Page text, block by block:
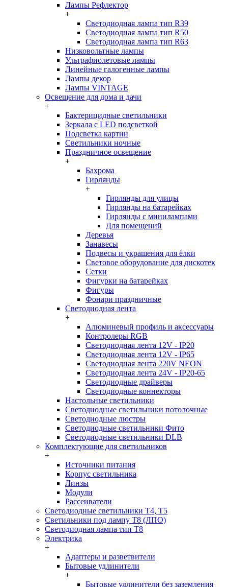
Лампы Рефлектор
+
Светодиодная лампа тип R39
Светодиодная лампа тип R50
Светодиодная лампа тип R63
Низковольтные лампы
Ультрафиолетовые лампы
Линейные галогенные лампы
Лампы декор
Лампы VINTAGE
Освещение для дома и дачи
+
Бактерицидные светильники
Зеркала с LED подсветкой
Подсветка картин
Светильники ночные
Праздничное освещение
+
Бахрома
Гирлянды
+
Гирлянды для улицы
Гирлянды на батарейках
Гирлянды с минилампами
Для помещений
Деревья
Занавесы
Подвесы и украшения для ёлки
Световое оборудование для дискотек
Сетки
Фигурки на батарейках
Фигуры
Фонари праздничные
Светодиодная лента
+
Алюминевый профиль и аксессуары
Контролеры RGB
Светодиодная лента 12V - IP20
Светодиодная лента 12V - IP65
Светодиодная лента 220V NEON
Светодиодная лента 24V - IP20-65
Светодиодные драйверы
Светодиодные коннекторы
Настольные светильники
Светодиодные светильники потолочные
Светодиодные люстры
Светодиодные светильники Фито
Светодиодные светильники DLB
Комплектующие для светильников
+
Источники питания
Корпус светильника
Линзы
Модули
Рассеиватели
Светодиодные светильники T4, T5
Светильники под лампу Т8 (ЛПО)
Светодиодная лампа тип T8
Электрика
+
Адаптеры и разветвители
Бытовые удлинители
+
Бытовые удлинители без заземления